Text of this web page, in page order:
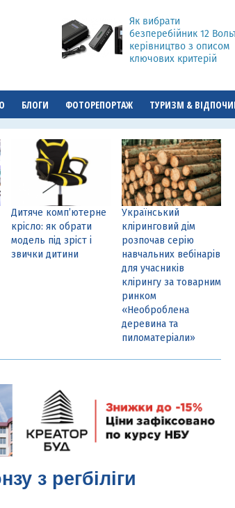
Як вибрати
безперебійник 12
керівництво з описом
ключових критерій
БЛОГИ ФОТОРЕПОРТАЖ ТУРИЗМ &
Дитяче комп’ютерне
крісло: як обрати
модель під зріст і
звички дитини
Український
кліринговий дім
розпочав серію
навчальних вебінарів
для учасників
клірингу за товарним
ринком
«Необроблена
деревина та
пиломатеріали»
з регбіліги